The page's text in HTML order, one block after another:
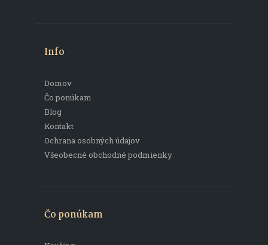
Info
Domov
Čo ponúkam
Blog
Kontakt
Ochrana osobných údajov
Všeobecné obchodné podmienky
Čo ponúkam